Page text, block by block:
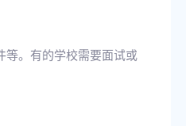
等。有的学校需要面试或